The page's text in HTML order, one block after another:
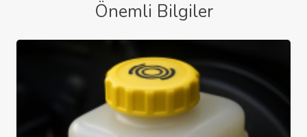
Önemli Bilgiler